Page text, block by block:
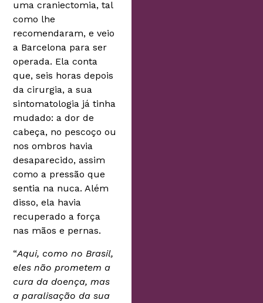
uma craniectomia, tal
como lhe
recomendaram, e veio
a Barcelona para ser
operada. Ela conta
que, seis horas depois
da cirurgia, a sua
sintomatologia já tinha
mudado: a dor de
cabeça, no pescoço ou
nos ombros havia
desaparecido, assim
como a pressão que
sentia na nuca. Além
disso, ela havia
recuperado a força
nas mãos e pernas.
“Aqui, como no Brasil,
eles não prometem a
cura da doença, mas
a paralisação da sua